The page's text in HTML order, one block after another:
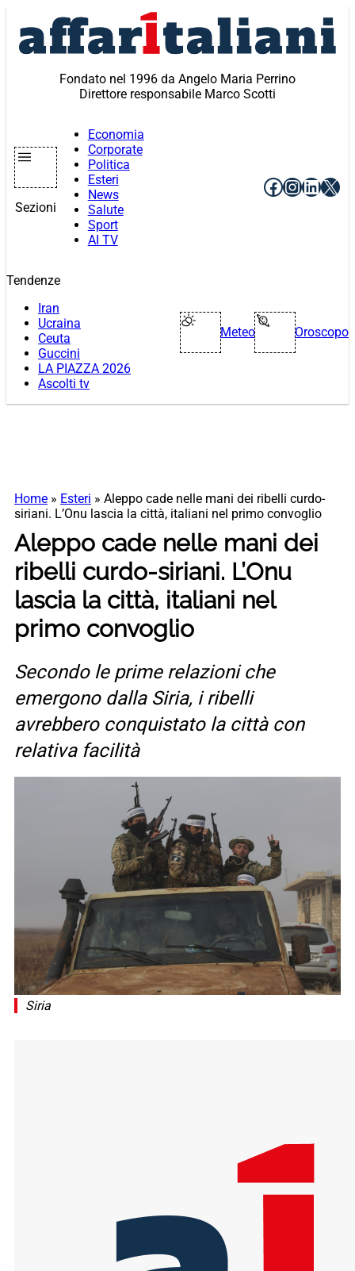
contenuto
Fondato nel 1996 da Angelo Maria Perrino
Direttore responsabile Marco Scotti
Sezioni
Economia
Corporate
Politica
Esteri
News
Salute
Sport
AI TV
Facebook
X
Tendenze
Iran
Ucraina
Ceuta
Guccini
LA PIAZZA 2026
Ascolti tv
Meteo Oroscopo
Home » Esteri » Aleppo cade nelle mani dei ribelli curdo-
siriani. L’Onu lascia la città, italiani nel primo convoglio
Aleppo cade nelle mani dei
ribelli curdo-siriani. L’Onu
lascia la città, italiani nel
primo convoglio
Secondo le prime relazioni che
emergono dalla Siria, i ribelli
avrebbero conquistato la città con
relativa facilità
Siria